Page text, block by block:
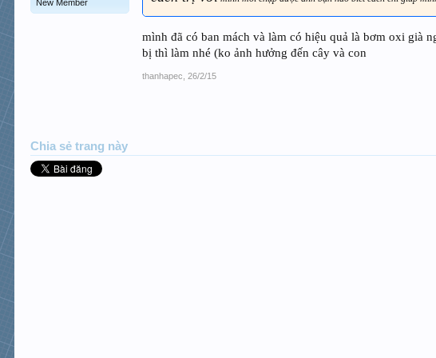
New Member
mình đã có ban mách và làm có hiệu quả là bơm oxi già
bị thì làm nhé (ko ảnh hưởng đến cây và con
thanhapec 26/2/15
Chia sẻ trang này